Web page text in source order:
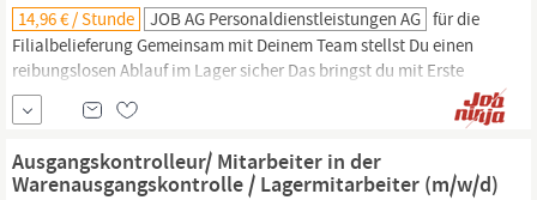
14,96 € / Stunde JOB AG Personaldienstleistungen AG für die
Filialbelieferung Gemeinsam mit Deinem Team stellst Du einen
reibungslosen Ablauf im Lager sicher Das bringst du mit Erste
Erfahrung als Kommissionierer,
oder Lagerhelfer
(m/w/d) ist von Vorteil, aber nicht zwingend Bereitschaft zur
Arbeit in bis zu drei Schichten Zuverlässige und sorgfältige
Arbeitsweise, Teamgeist und...
Ausgangskontrolleur/ Mitarbeiter in der
Warenausgangskontrolle / Lagermitarbeiter (m/w/d)